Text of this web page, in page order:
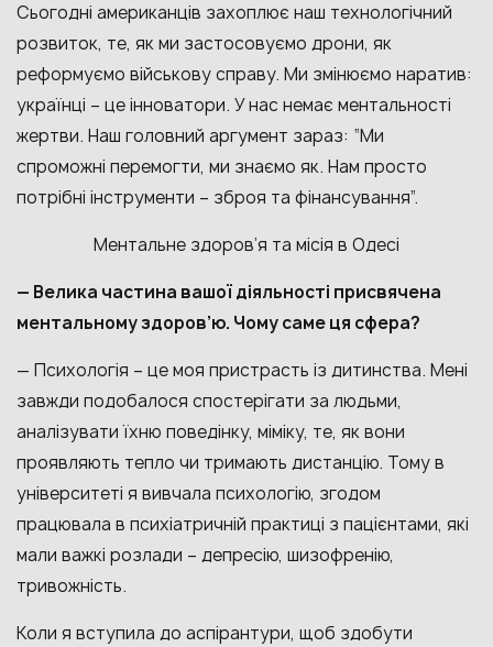
Сьогодні американців захоплює наш технологічний
розвиток, те, як ми застосовуємо дрони, як
реформуємо військову справу. Ми змінюємо наратив:
українці – це інноватори. У нас немає ментальності
жертви. Наш головний аргумент зараз: “Ми
спроможні перемогти, ми знаємо як. Нам просто
потрібні інструменти – зброя та фінансування”.
Ментальне здоров’я та місія в Одесі
— Велика частина вашої діяльності присвячена
ментальному здоров’ю. Чому саме ця сфера?
— Психологія – це моя пристрасть із дитинства. Мені
завжди подобалося спостерігати за людьми,
аналізувати їхню поведінку, міміку, те, як вони
проявляють тепло чи тримають дистанцію. Тому в
університеті я вивчала психологію, згодом
працювала в психіатричній практиці з пацієнтами, які
мали важкі розлади – депресію, шизофренію,
тривожність.
Коли я вступила до аспірантури, щоб здобути